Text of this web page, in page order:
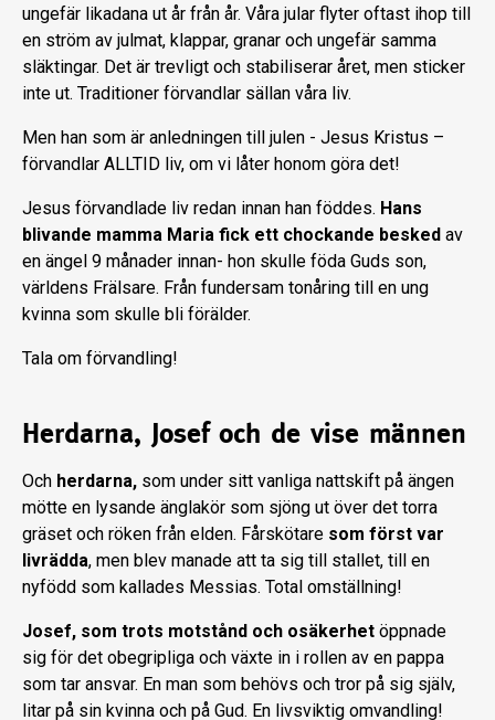
ungefär likadana ut år från år. Våra jular flyter oftast ihop till
en ström av julmat, klappar, granar och ungefär samma
släktingar. Det är trevligt och stabiliserar året, men sticker
inte ut. Traditioner förvandlar sällan våra liv.
Men han som är anledningen till julen - Jesus Kristus –
förvandlar ALLTID liv, om vi låter honom göra det!
Jesus förvandlade liv redan innan han föddes. Hans
blivande mamma Maria fick ett chockande besked av
en ängel 9 månader innan- hon skulle föda Guds son,
världens Frälsare. Från fundersam tonåring till en ung
kvinna som skulle bli förälder.
Tala om förvandling!
Herdarna, Josef och de vise männen
Och herdarna, som under sitt vanliga nattskift på ängen
mötte en lysande änglakör som sjöng ut över det torra
gräset och röken från elden. Fårskötare som först var
livrädda, men blev manade att ta sig till stallet, till en
nyfödd som kallades Messias. Total omställning!
Josef, som trots motstånd och osäkerhet öppnade
sig för det obegripliga och växte in i rollen av en pappa
som tar ansvar. En man som behövs och tror på sig själv,
litar på sin kvinna och på Gud. En livsviktig omvandling!